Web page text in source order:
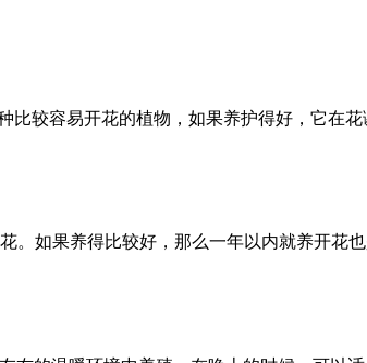
比较容易开花的植物，如果养护得好，它在
。如果养得比较好，那么一年以内就养开